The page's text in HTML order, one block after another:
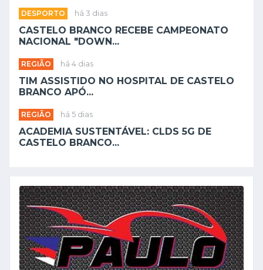
DESPORTO há 3 dias
CASTELO BRANCO RECEBE CAMPEONATO
NACIONAL "DOWN...
REGIÃO há 4 dias
TIM ASSISTIDO NO HOSPITAL DE CASTELO
BRANCO APÓ...
REGIÃO há 5 dias
ACADEMIA SUSTENTÁVEL: CLDS 5G DE
CASTELO BRANCO...